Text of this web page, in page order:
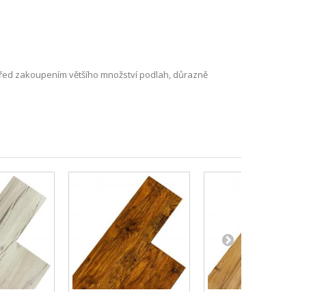
zakoupením většího množství podlah, důrazně